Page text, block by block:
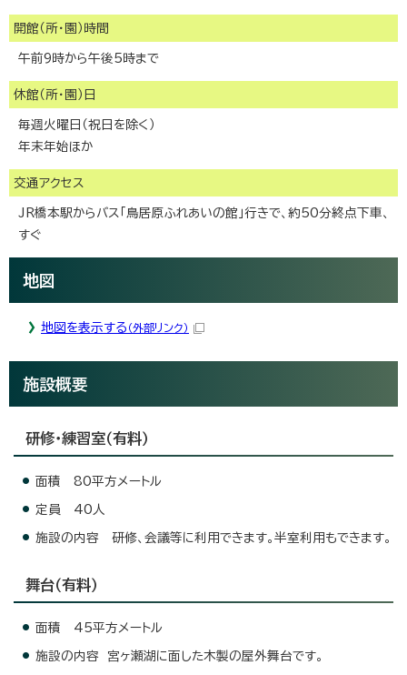
開館（所・園）時間
午前9時から午後5時まで
休館（所・園）日
毎週火曜日（祝日を除く）
年末年始ほか
交通アクセス
JR橋本駅からバス「鳥居原ふれあいの館」行きで、約50分終点下車、
すぐ
地図
地図を表示する （外部リンク）
施設概要
研修・練習室（有料）
面積 80平方メートル
定員 40人
施設の内容 研修、会議等に利用できます。半室利用もできます。
舞台（有料）
面積 45平方メートル
施設の内容 宮ヶ瀬湖に面した木製の屋外舞台です。